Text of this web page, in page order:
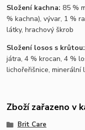
Složení kachna: 85 %
% kachna), vývar, 1 %
látky, hrachový škrob
Složení losos s krůtou:
játra, 4 % krocan, 4 %
lichořeřišnice, minerální
Zboží zařazeno v
Brit Care